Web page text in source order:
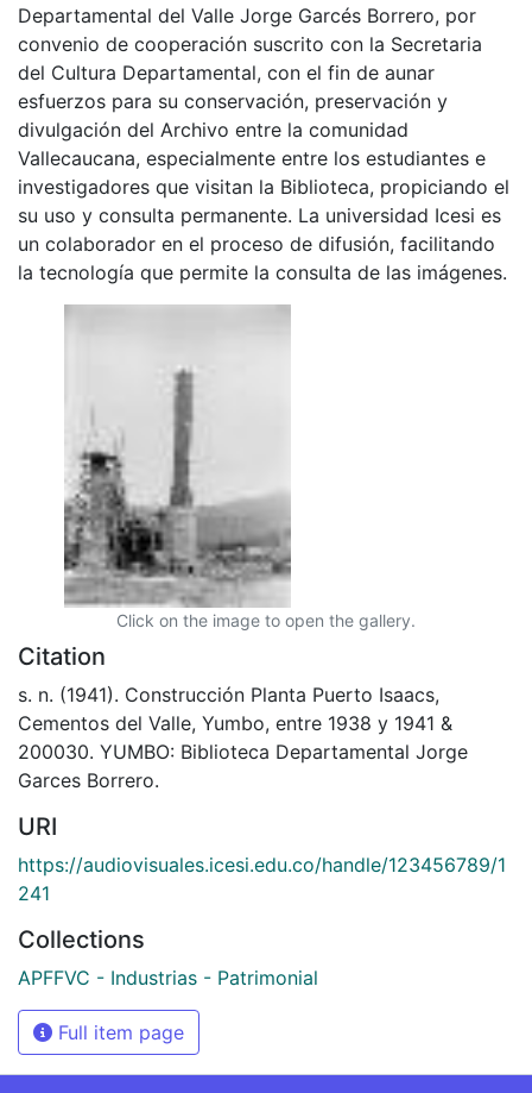
Departamental del Valle Jorge Garcés Borrero, por
convenio de cooperación suscrito con la Secretaria
del Cultura Departamental, con el fin de aunar
esfuerzos para su conservación, preservación y
divulgación del Archivo entre la comunidad
Vallecaucana, especialmente entre los estudiantes e
investigadores que visitan la Biblioteca, propiciando el
su uso y consulta permanente. La universidad Icesi es
un colaborador en el proceso de difusión, facilitando
la tecnología que permite la consulta de las imágenes.
Click on the image to open the gallery.
Citation
s. n. (1941). Construcción Planta Puerto Isaacs,
Cementos del Valle, Yumbo, entre 1938 y 1941 &
200030. YUMBO: Biblioteca Departamental Jorge
Garces Borrero.
URI
https://audiovisuales.icesi.edu.co/handle/123456789/1
241
Collections
APFFVC - Industrias - Patrimonial
Full item page